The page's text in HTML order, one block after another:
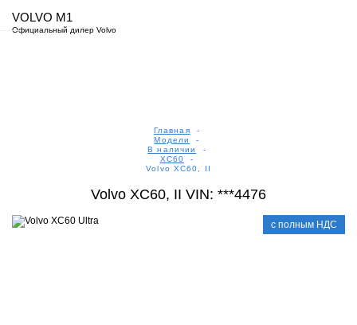
VOLVO M1
Официальный дилер Volvo
Главная
-
Модели
-
В наличии
-
XC60
-
Volvo XC60, II
Volvo XC60, II VIN: ***4476
с полным НДС